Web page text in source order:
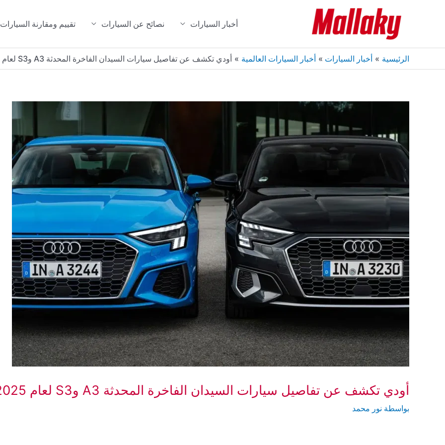
أخبار السيارات نصائح عن السيارات تقييم ومقارنة السيارات
الرئيسية أخبار السيارات أخبار السيارات العالمية أودي تكشف عن تفاصيل سيارات السيدان الفاخرة المحدثة A3 وS3 لعام 2025
أودي تكشف عن تفاصيل سيارات السيدان الفاخرة المحدثة A3 وS3 لعام 2025
بواسطة نور محمد